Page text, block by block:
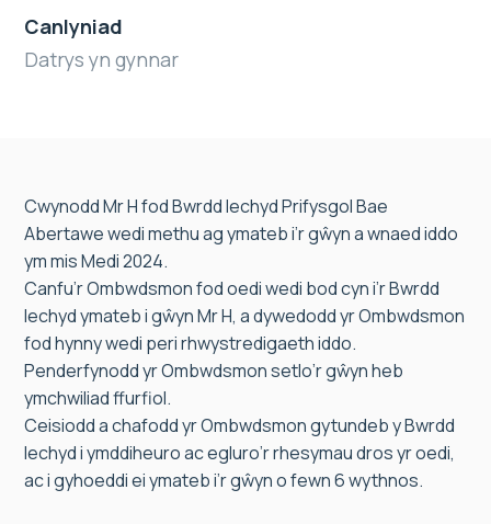
Canlyniad
Datrys yn gynnar
Cwynodd Mr H fod Bwrdd Iechyd Prifysgol Bae
Abertawe wedi methu ag ymateb i’r gŵyn a wnaed iddo
ym mis Medi 2024.
Canfu’r Ombwdsmon fod oedi wedi bod cyn i’r Bwrdd
Iechyd ymateb i gŵyn Mr H, a dywedodd yr Ombwdsmon
fod hynny wedi peri rhwystredigaeth iddo.
Penderfynodd yr Ombwdsmon setlo’r gŵyn heb
ymchwiliad ffurfiol.
Ceisiodd a chafodd yr Ombwdsmon gytundeb y Bwrdd
Iechyd i ymddiheuro ac egluro’r rhesymau dros yr oedi,
ac i gyhoeddi ei ymateb i’r gŵyn o fewn 6 wythnos.